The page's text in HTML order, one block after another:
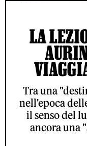
LA
Tra una
nell'epoca
il senso del
ancora una